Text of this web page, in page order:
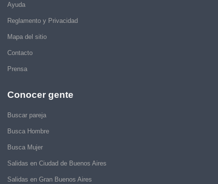
Ayuda
Reglamento y Privacidad
Mapa del sitio
Contacto
Prensa
Conocer gente
Buscar pareja
Busca Hombre
Busca Mujer
Salidas en Ciudad de Buenos Aires
Salidas en Gran Buenos Aires